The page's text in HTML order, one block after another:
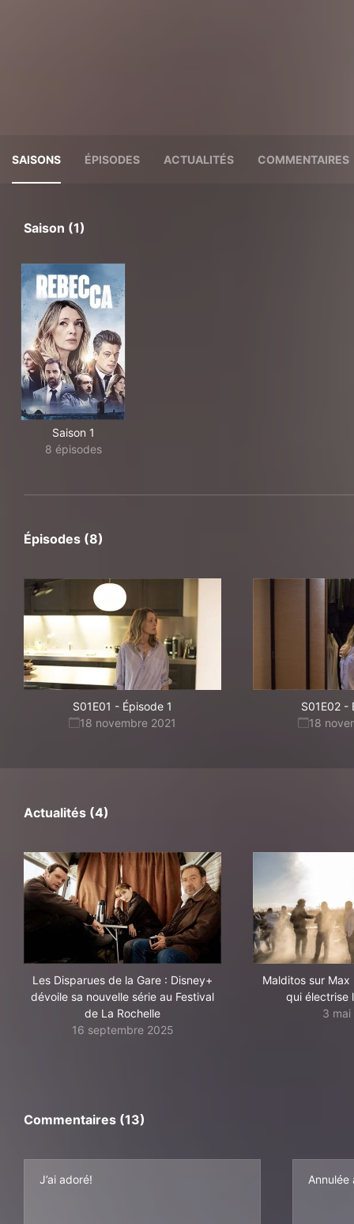
SAISONS ÉPISODES ACTUALITÉS COMMENTAIRES
Saison (1)
Saison 1
8 épisodes
Épisodes (8)
S01E01 - Épisode 1
18 novembre 2021
S01E02 -
18
Actualités (4)
Les Disparues de la Gare : Disney+
dévoile sa nouvelle série au Festival
de La Rochelle
16 septembre 2025
Malditos sur
qui électrise
3
Commentaires (13)
J’ai adoré! Annulée